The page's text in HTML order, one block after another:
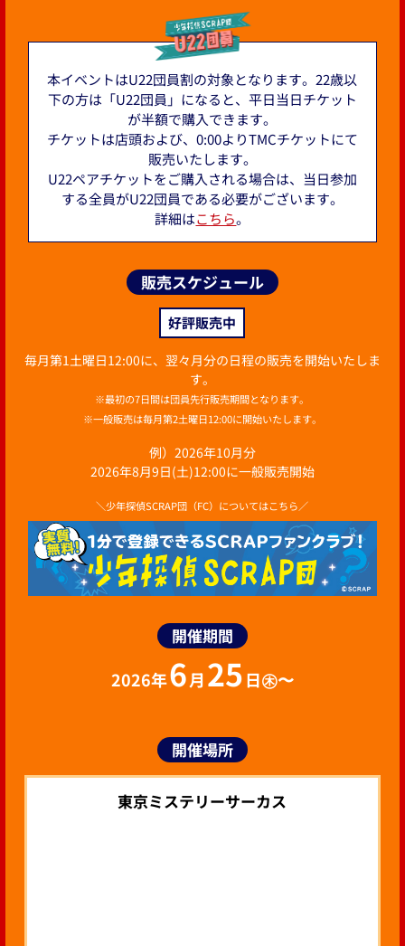
本イベントはU22団員割の対象となります。22歳以
下の方は「U22団員」になると、平日当日チケット
が半額で購入できます。
チケットは店頭および、0:00よりTMCチケットにて
販売いたします。
U22ペアチケットをご購入される場合は、当日参加
する全員がU22団員である必要がございます。
詳細はこちら。
販売スケジュール
好評販売中
毎月第1土曜日12:00に、翌々月分の日程の販売を開始いたしま
す。
※最初の7日間は団員先行販売期間となります。
※一般販売は毎月第2土曜日12:00に開始いたします。
例）2026年10月分
2026年8月9日(土)12:00に一般販売開始
＼少年探偵SCRAP団（FC）についてはこちら／
開催期間
2026年6月25日㊍〜
開催場所
東京ミステリーサーカス